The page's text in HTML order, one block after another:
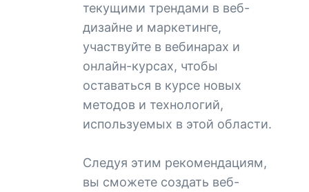
текущими трендами в веб-
дизайне и маркетинге,
участвуйте в вебинарах и
онлайн-курсах, чтобы
оставаться в курсе новых
методов и технологий,
используемых в этой области.
Следуя этим рекомендациям,
вы сможете создать веб-